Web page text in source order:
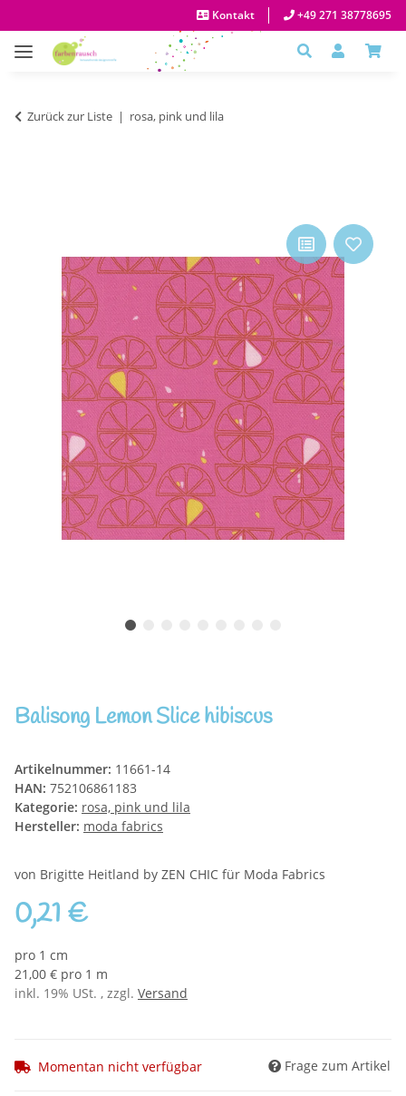
Kontakt +49 271 38778695
Zurück zur Liste rosa, pink und lila
Balisong Lemon Slice hibiscus
Artikelnummer: 11661-14
HAN: 752106861183
Kategorie: rosa, pink und lila
Hersteller: moda fabrics
von Brigitte Heitland by ZEN CHIC für Moda Fabrics
0,21 €
pro 1 cm
21,00 € pro 1 m
inkl. 19% USt. , zzgl. Versand
Momentan nicht verfügbar Frage zum Artikel